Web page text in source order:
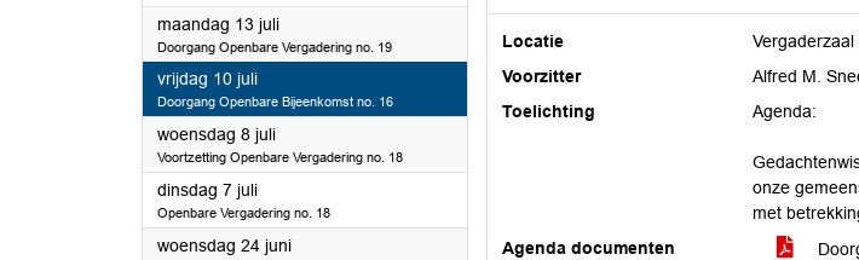
maandag 13 juli2026
Doorgang Openbare Vergadering no. 19
vrijdag 10 juli2026
Doorgang Openbare Bijeenkomst no. 16
woensdag 8 juli2026
Voortzetting Openbare Vergadering no. 18
dinsdag 7 juli2026
Openbare Vergadering no. 18
woensdag 24 juni2026
Locatie
Voorzitter
Alfred M.
Toelichting
Agenda:
onze
met
Agenda documenten